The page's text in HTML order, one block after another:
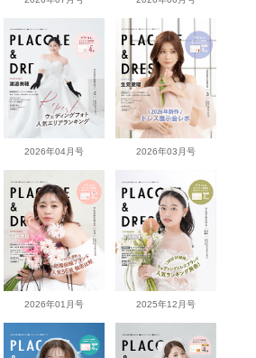
2026年04月号 2026年03月号
2026年01月号 2025年12月号